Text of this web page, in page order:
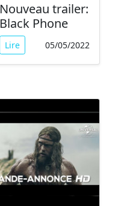
Nouveau trailer:
Black Phone
Lire 05/05/2022